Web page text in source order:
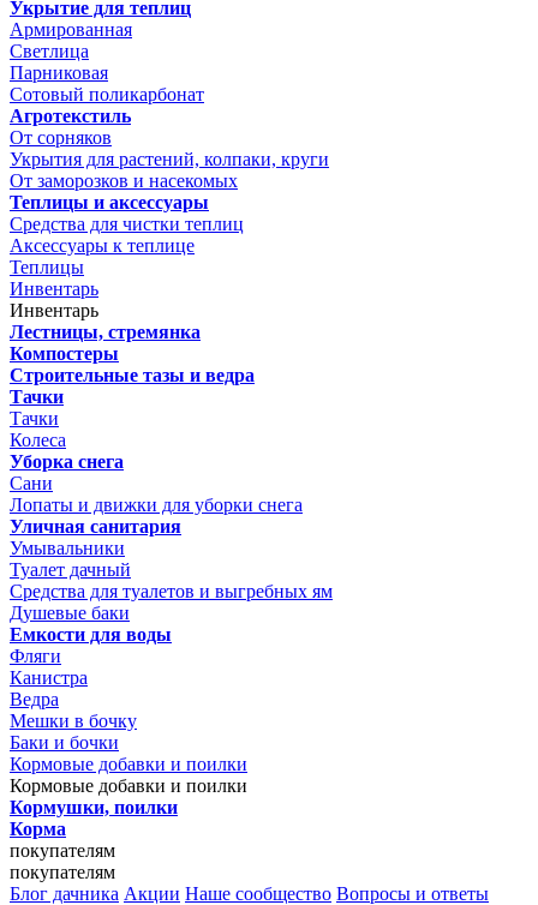
Укрытие для теплиц
Армированная
Светлица
Парниковая
Сотовый поликарбонат
Агротекстиль
От сорняков
Укрытия для растений, колпаки, круги
От заморозков и насекомых
Теплицы и аксессуары
Средства для чистки теплиц
Аксессуары к теплице
Теплицы
Инвентарь
Инвентарь
Лестницы, стремянка
Компостеры
Строительные тазы и ведра
Тачки
Тачки
Колеса
Уборка снега
Сани
Лопаты и движки для уборки снега
Уличная санитария
Умывальники
Туалет дачный
Средства для туалетов и выгребных ям
Душевые баки
Емкости для воды
Фляги
Канистра
Ведра
Мешки в бочку
Баки и бочки
Кормовые добавки и поилки
Кормовые добавки и поилки
Кормушки, поилки
Корма
покупателям
покупателям
Блог дачника Акции Наше сообщество Вопросы и ответы